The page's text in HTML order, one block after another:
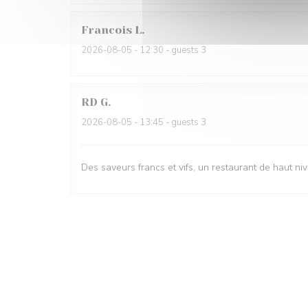
Francois L
2026-08-05 - 12:30 - guests 3
RD G
2026-08-05 - 13:45 - guests 3
Des saveurs francs et vifs, un restaurant de haut